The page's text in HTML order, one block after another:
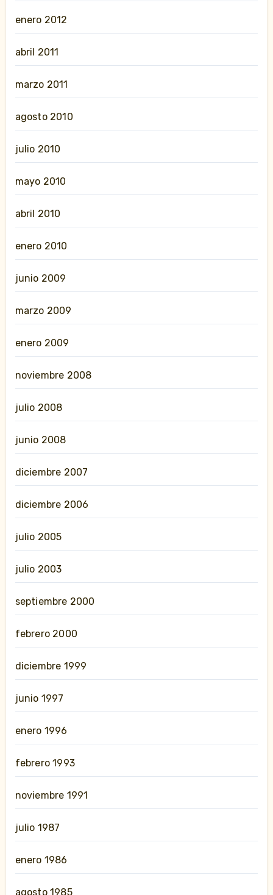
enero 2012
abril 2011
marzo 2011
agosto 2010
julio 2010
mayo 2010
abril 2010
enero 2010
junio 2009
marzo 2009
enero 2009
noviembre 2008
julio 2008
junio 2008
diciembre 2007
diciembre 2006
julio 2005
julio 2003
septiembre 2000
febrero 2000
diciembre 1999
junio 1997
enero 1996
febrero 1993
noviembre 1991
julio 1987
enero 1986
agosto 1985